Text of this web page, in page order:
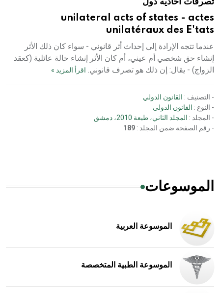
تصرفات احاديه دول
unilateral acts of states - actes
unilatéraux des E'tats
عندما تتجه الإرادة إلى إحداث أثر قانوني - سواء كان ذلك الأثر
إنشاء حق شخصي أم عيني، أم كان الأثر إنشاء حالة عائلية (كعقد
الزواج) - يقال: إن ذلك هو تصرف قانوني. اقرأ المزيد »
- التصنيف : القانون الدولي
- النوع : القانون الدولي
- المجلد : المجلد الثاني، طبعة 2010، دمشق
- رقم الصفحة ضمن المجلد : 189
الموسوعات
الموسوعة العربية
الموسوعة الطبية المتخصصة